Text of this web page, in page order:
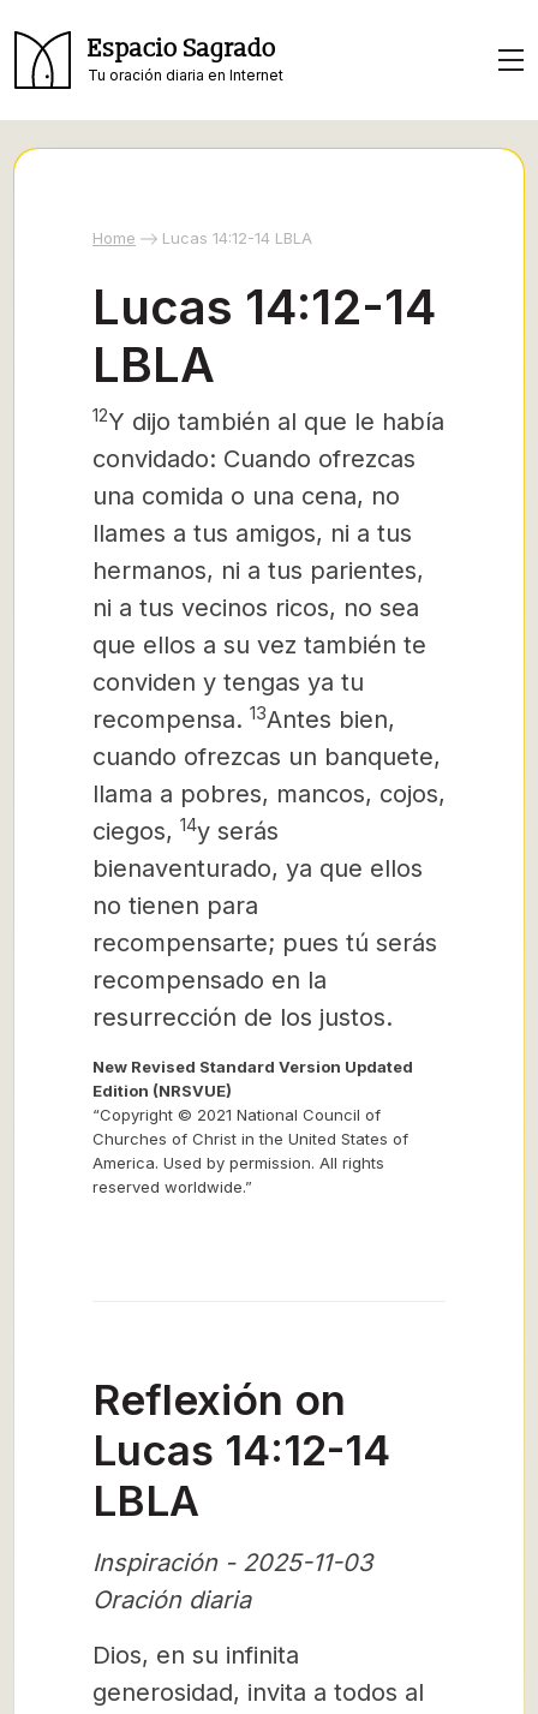
Espacio Sagrado
Tu oración diaria en Internet
Home Lucas 14:12-14 LBLA
Lucas 14:12-14
LBLA
12Y dijo también al que le había
convidado: Cuando ofrezcas
una comida o una cena, no
llames a tus amigos, ni a tus
hermanos, ni a tus parientes,
ni a tus vecinos ricos, no sea
que ellos a su vez también te
conviden y tengas ya tu
recompensa. 13Antes bien,
cuando ofrezcas un banquete,
llama a pobres, mancos, cojos,
ciegos, 14y serás
bienaventurado, ya que ellos
no tienen para
recompensarte; pues tú serás
recompensado en la
resurrección de los justos.
New Revised Standard Version Updated
Edition (NRSVUE)
“Copyright © 2021 National Council of
Churches of Christ in the United States of
America. Used by permission. All rights
reserved worldwide.”
Reflexión on
Lucas 14:12-14
LBLA
Inspiración - 2025-11-03
Oración diaria
Dios, en su infinita
generosidad, invita a todos al